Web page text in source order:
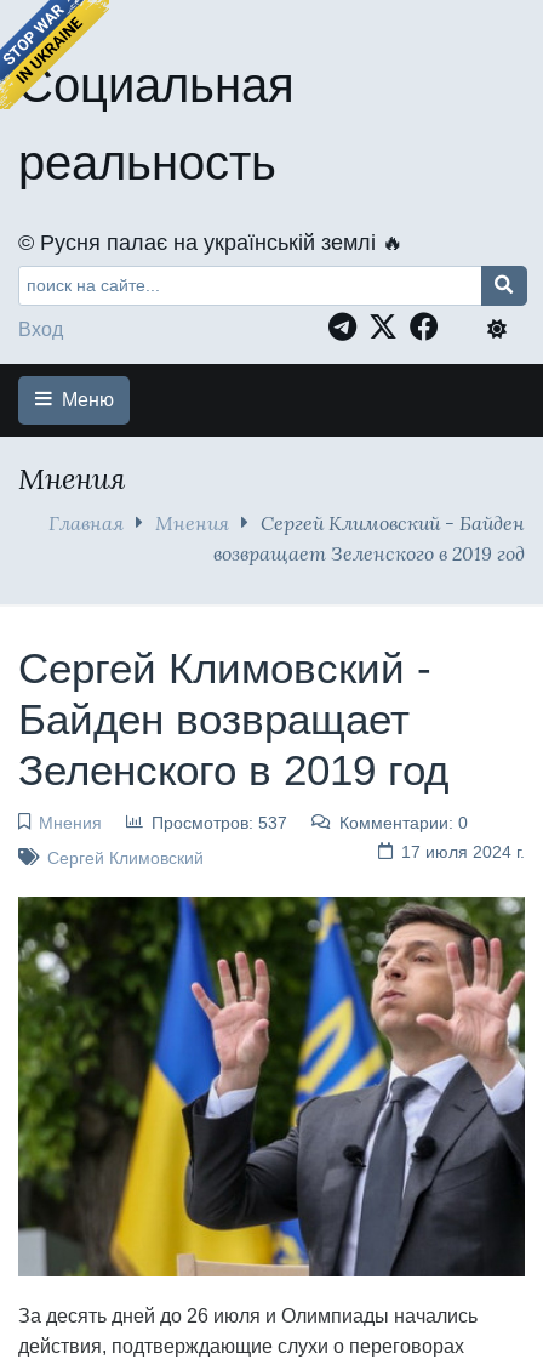
Социальная
реальность
©️ Русня палає на українській землі 🔥
Вход
Меню
Мнения
Главная Мнения
Сергей Климовский - Байден
возвращает Зеленского в 2019 год
Сергей Климовский -
Байден возвращает
Зеленского в 2019 год
Мнения Просмотров: 537
Комментарии: 0
17 июля 2024 г.
Сергей Климовский
За десять дней до 26 июля и Олимпиады начались
действия, подтверждающие слухи о переговорах